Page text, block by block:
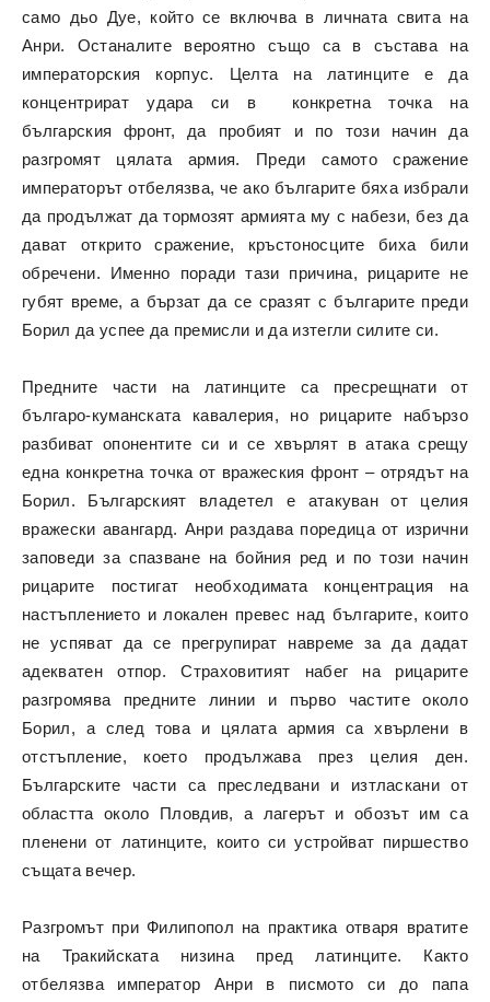
само дьо Дуе, който се включва в личната свита на
Анри. Останалите вероятно също са в състава на
императорския корпус. Целта на латинците е да
концентрират удара си в конкретна точка на
българския фронт, да пробият и по този начин да
разгромят цялата армия. Преди самото сражение
императорът отбелязва, че ако българите бяха избрали
да продължат да тормозят армията му с набези, без да
дават открито сражение, кръстоносците биха били
обречени. Именно поради тази причина, рицарите не
губят време, а бързат да се сразят с българите преди
Борил да успее да премисли и да изтегли силите си.
Предните части на латинците са пресрещнати от
българо-куманската кавалерия, но рицарите набързо
разбиват опонентите си и се хвърлят в атака срещу
една конкретна точка от вражеския фронт – отрядът на
Борил. Българският владетел е атакуван от целия
вражески авангард. Анри раздава поредица от изрични
заповеди за спазване на бойния ред и по този начин
рицарите постигат необходимата концентрация на
настъплението и локален превес над българите, които
не успяват да се прегрупират навреме за да дадат
адекватен отпор. Страховитият набег на рицарите
разгромява предните линии и първо частите около
Борил, а след това и цялата армия са хвърлени в
отстъпление, което продължава през целия ден.
Българските части са преследвани и изтласкани от
областта около Пловдив, а лагерът и обозът им са
пленени от латинците, които си устройват пиршество
същата вечер.
Разгромът при Филипопол на практика отваря вратите
на Тракийската низина пред латинците. Както
отбелязва император Анри в писмото си до папа